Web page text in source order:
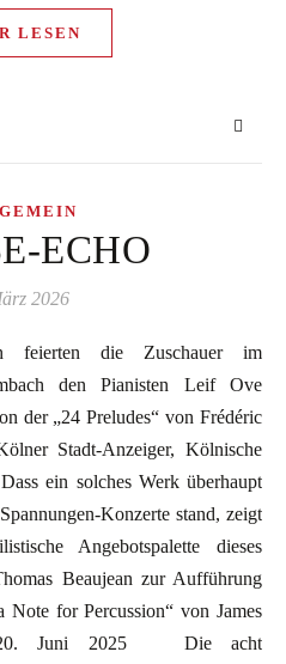
LESEN
ECHO
2026
den Pianisten Leif Ove
der „24 Preludes“ von Frédéric
Stadt-Anzeiger, Kölnische
ein solches Werk überhaupt
Konzerte stand, zeigt
Angebotspalette dieses
Beaujean zur Aufführung
for Percussion“ von James
20. Juni 2025 Die acht